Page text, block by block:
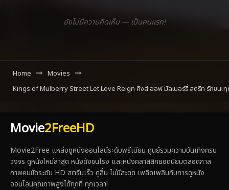
ยังไม่มีความคิดเห็น — เป็นคนแรก!
Home
Movies
Kings of Mulberry Street Let Love Reign คิงส์ ออฟ มัลเบอร์รี่ สตรีท รักชนะ
Movie2FreeHD
Movie2Free แหล่งดูหนังออนไลน์ระดับพรีเมียม ศูนย์รวมความบันเทิงครบ
วงจร ดูหนังใหม่ล่าสุด หนังดังชนโรง และหนังคลาสสิกยอดนิยมตลอดกาล
ภาพคมชัดระดับ HD สตรีมเร็ว ดูลื่น ไม่มีสะดุด เพลิดเพลินกับการดูหนัง
ออนไลน์คุณภาพสูงได้ทุกที่ ทุกเวลา!